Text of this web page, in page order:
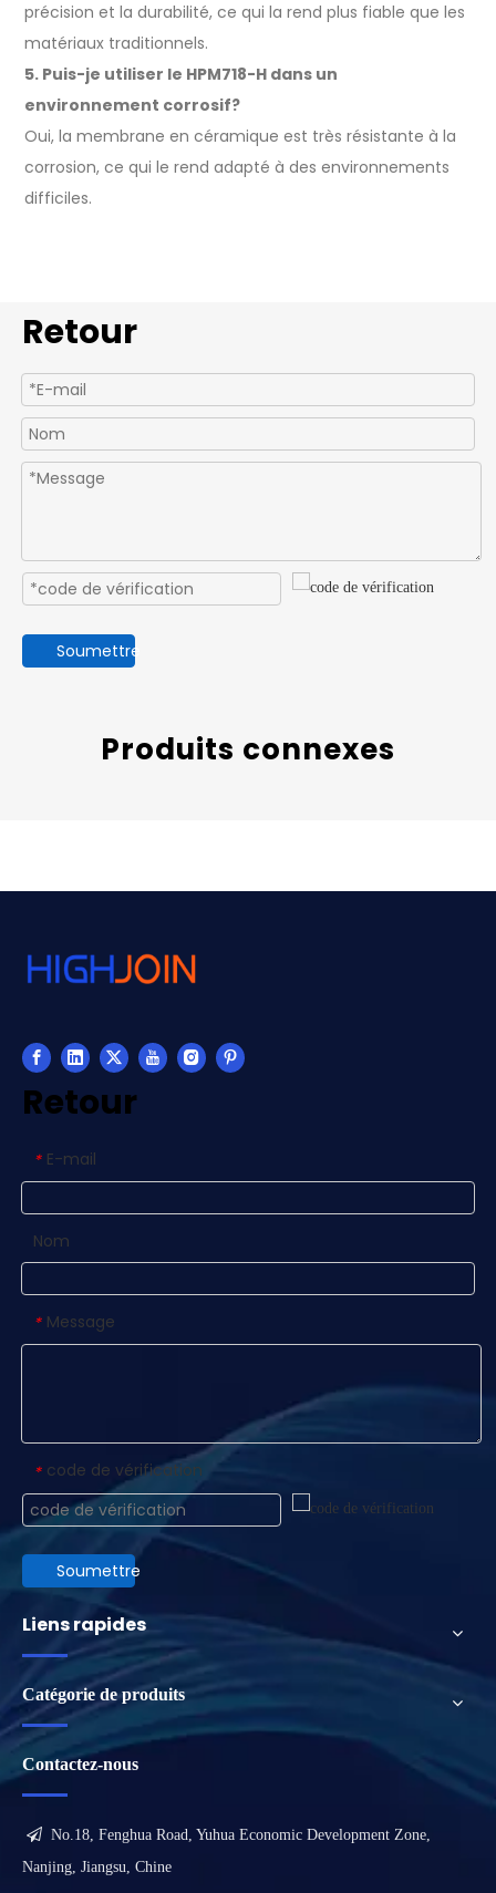
précision et la durabilité, ce qui la rend plus fiable que les
matériaux traditionnels.
5. Puis-je utiliser le HPM718-H dans un
environnement corrosif?
Oui, la membrane en céramique est très résistante à la
corrosion, ce qui le rend adapté à des environnements
difficiles.
Retour
Soumettre
Produits connexes
Retour
* E-mail
Nom
* Message
* code de vérification
Soumettre
Liens rapides
Catégorie de produits
Contactez-nous
 No.18, Fenghua Road, Yuhua Economic Development Zone,
Nanjing, Jiangsu, Chine